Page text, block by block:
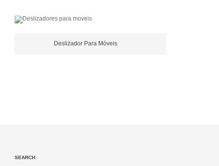
Deslizador Para Móveis
SEARCH